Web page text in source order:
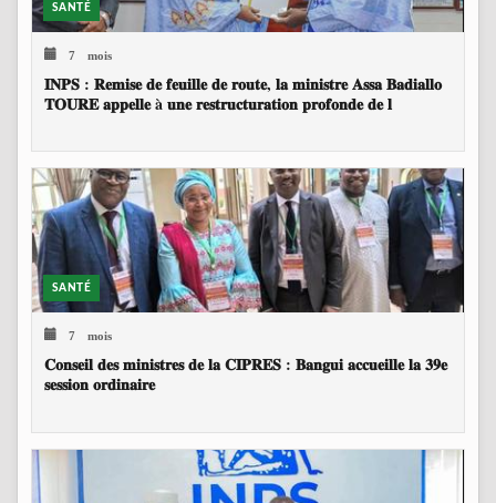
SANTÉ
7 mois
𝐈𝐍𝐏𝐒 : 𝐑𝐞𝐦𝐢𝐬𝐞 𝐝𝐞 𝐟𝐞𝐮𝐢𝐥𝐥𝐞 𝐝𝐞 𝐫𝐨𝐮𝐭𝐞, 𝐥𝐚 𝐦𝐢𝐧𝐢𝐬𝐭𝐫𝐞 𝐀𝐬𝐬𝐚 𝐁𝐚𝐝𝐢𝐚𝐥𝐥𝐨
𝐓𝐎𝐔𝐑𝐄 𝐚𝐩𝐩𝐞𝐥𝐥𝐞 à 𝐮𝐧𝐞 𝐫𝐞𝐬𝐭𝐫𝐮𝐜𝐭𝐮𝐫𝐚𝐭𝐢𝐨𝐧 𝐩𝐫𝐨𝐟𝐨𝐧𝐝𝐞 𝐝𝐞 𝐥
SANTÉ
7 mois
𝐂𝐨𝐧𝐬𝐞𝐢𝐥 𝐝𝐞𝐬 𝐦𝐢𝐧𝐢𝐬𝐭𝐫𝐞𝐬 𝐝𝐞 𝐥𝐚 𝐂𝐈𝐏𝐑𝐄𝐒 : 𝐁𝐚𝐧𝐠𝐮𝐢 𝐚𝐜𝐜𝐮𝐞𝐢𝐥𝐥𝐞 𝐥𝐚 𝟑𝟗𝐞
𝐬𝐞𝐬𝐬𝐢𝐨𝐧 𝐨𝐫𝐝𝐢𝐧𝐚𝐢𝐫𝐞